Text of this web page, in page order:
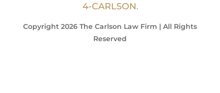
4-CARLSON.
Copyright 2026 The Carlson Law Firm | All Rights
Reserved